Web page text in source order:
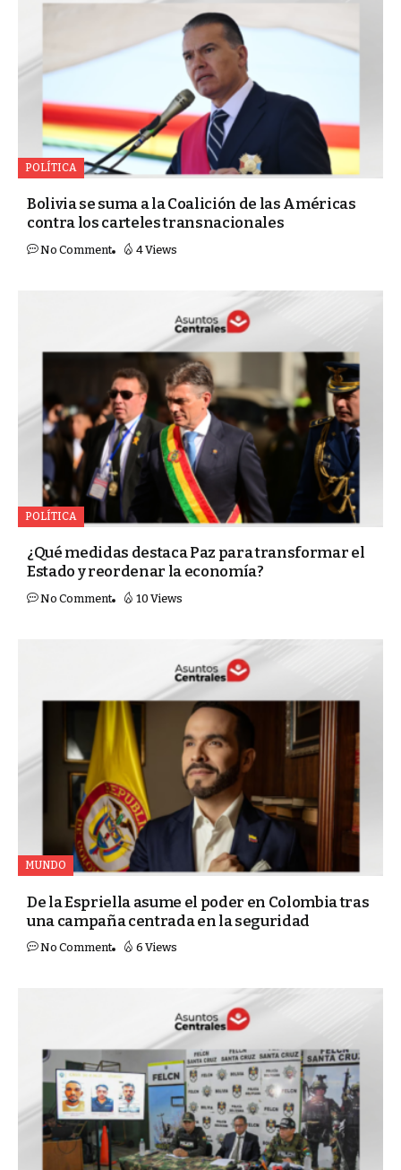
POLÍTICA
Bolivia se suma a la Coalición de las Américas
contra los carteles transnacionales
No Comment 4 Views
POLÍTICA
¿Qué medidas destaca Paz para transformar el
Estado y reordenar la economía?
No Comment 10 Views
MUNDO
De la Espriella asume el poder en Colombia tras
una campaña centrada en la seguridad
No Comment 6 Views